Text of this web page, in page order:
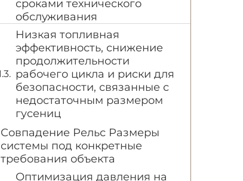
сроками технического
обслуживания
Низкая топливная
эффективность, снижение
продолжительности
рабочего цикла и риски для
безопасности, связанные с
недостаточным размером
гусениц
Совпадение Рельс Размеры
системы под конкретные
требования объекта
Оптимизация давления на